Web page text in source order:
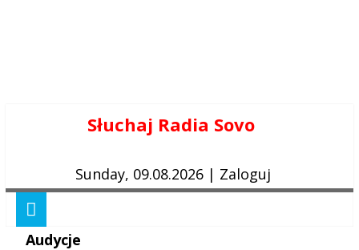
Słuchaj Radia Sovo
Sunday, 09.08.2026 | Zaloguj
Audycje